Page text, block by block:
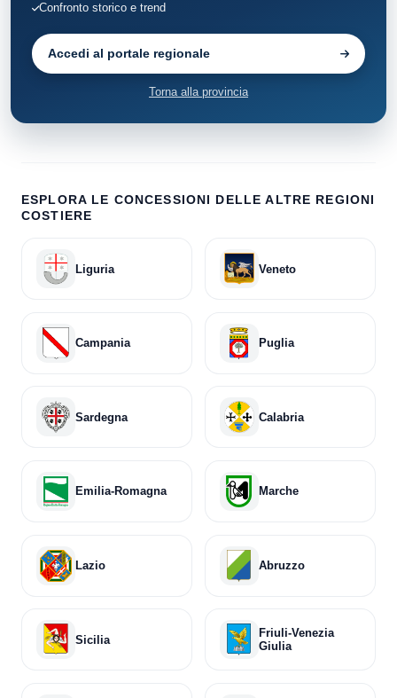
Confronto storico e trend
Accedi al portale regionale
Torna alla provincia
ESPLORA LE CONCESSIONI DELLE ALTRE REGIONI
COSTIERE
Liguria Veneto
Campania Puglia
Sardegna Calabria
Emilia-Romagna Marche
Lazio Abruzzo
Sicilia
Friuli-Venezia
Giulia